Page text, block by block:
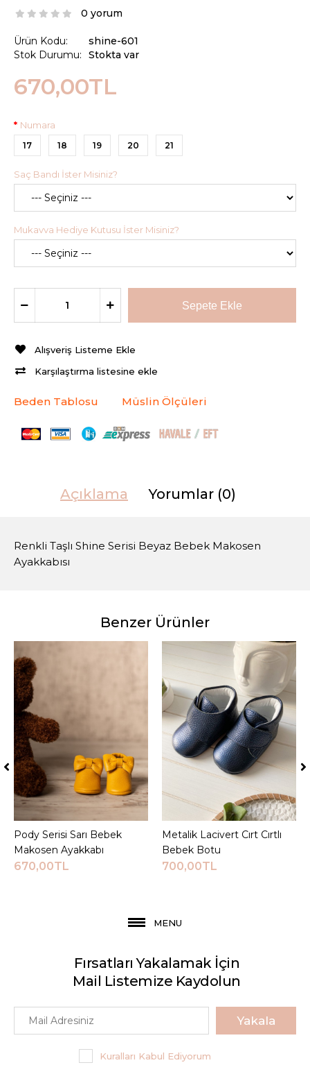
0 yorum
Ürün Kodu:
Stok Durumu:
shine-601
Stokta var
670,00TL
Numara
17 18 19 20 21
Saç Bandı İster Misiniz?
Mukavva Hediye Kutusu İster Misiniz?
Alışveriş Listeme Ekle
Karşılaştırma listesine ekle
Beden Tablosu Müslin Ölçüleri
Açıklama Yorumlar (0)
Renkli Taşlı Shine Serisi Beyaz Bebek Makosen
Ayakkabısı
Benzer Ürünler
Sepete Ekle
Pody Serisi Sarı Bebek
Makosen Ayakkabı
670,00TL
Sepete Ekle
Metalik Lacivert Cırt Cırtlı
Bebek Botu
700,00TL
MENU
Fırsatları Yakalamak İçin
Mail Listemize Kaydolun
Yakala
Kuralları Kabul Ediyorum